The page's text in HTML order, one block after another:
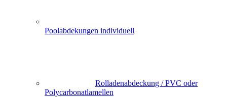
Poolabdekungen individuell
Rolladenabdeckung / PVC oder
Polycarbonatlamellen